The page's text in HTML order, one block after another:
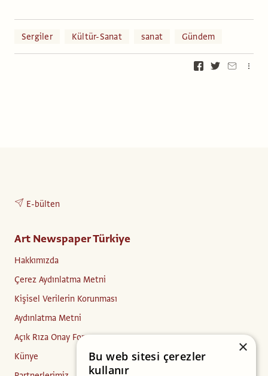
Sergiler Kültür-Sanat sanat Gündem
E-bülten
Art Newspaper Türkiye
Hakkımızda
Çerez Aydınlatma Metni
Kişisel Verilerin Korunması
Aydınlatma Metni
Açık Rıza Onay Formu
Künye
×
Bu web sitesi çerezler
kullanır